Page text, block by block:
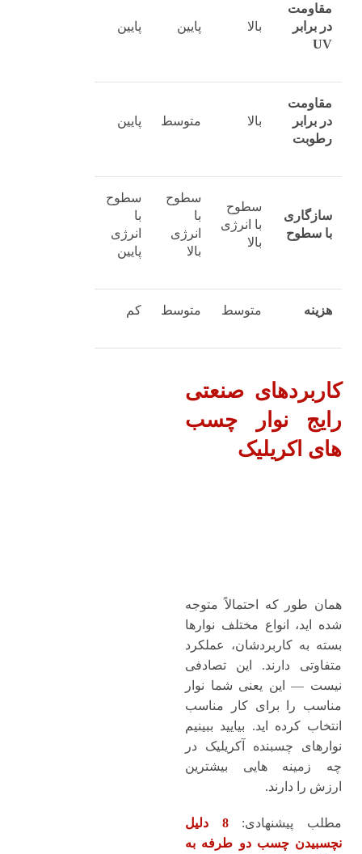
مقاومت
در برابر
UV
بالا پایین پایین
مقاومت
در برابر
رطوبت
بالا متوسط پایین
سازگاری
با سطوح
سطوح
با انرژی
بالا
سطوح
با
انرژی
بالا
سطوح
با
انرژی
پایین
هزینه متوسط متوسط کم
کاربردهای صنعتی
رایج نوار چسب‌
های اکریلیک
همان ‌طور که احتمالاً متوجه
شده ‌اید، انواع مختلف نوارها
بسته به کاربردشان، عملکرد
متفاوتی دارند. این تصادفی
نیست — این یعنی شما نوار
مناسب را برای کار مناسب
انتخاب کرده ‌اید. بیایید ببینیم
نوارهای چسبنده آکریلیک در
چه زمینه ‌هایی بیشترین
ارزش را دارند.
مطلب پیشنهادی:
8 دلیل
نچسبیدن چسب دو طرفه به